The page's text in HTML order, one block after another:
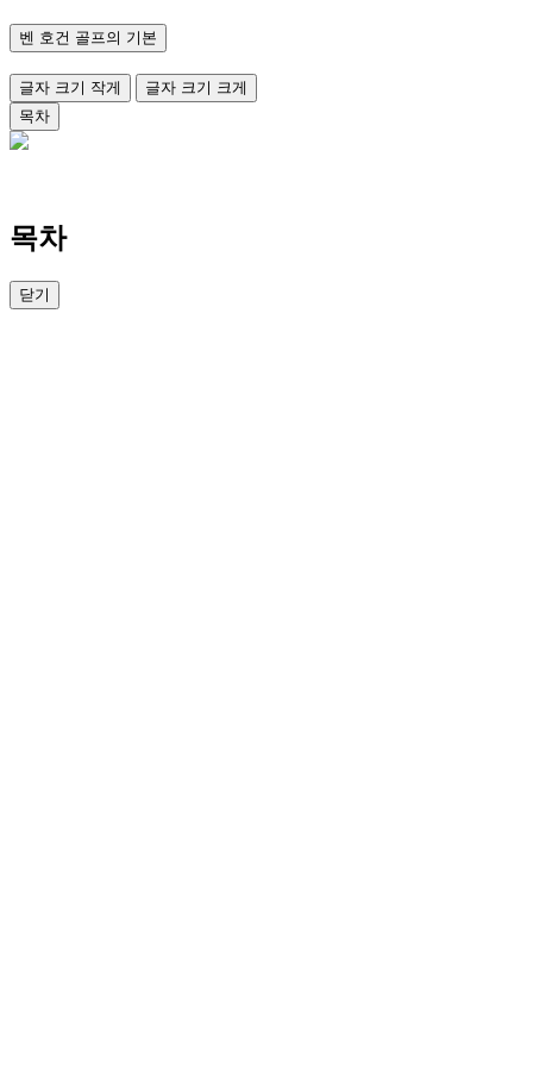
벤 호건 골프의 기본
글자 크기 작게
글자 크기 크게
목차
목차
닫기